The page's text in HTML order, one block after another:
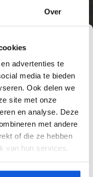
Over
advertenties te
media te bieden
Ook delen we
site met onze
en analyse. Deze
met andere
of die ze hebben
van hun services.
plaatsing
en
in badkamer
en leveren
bent u
klopt